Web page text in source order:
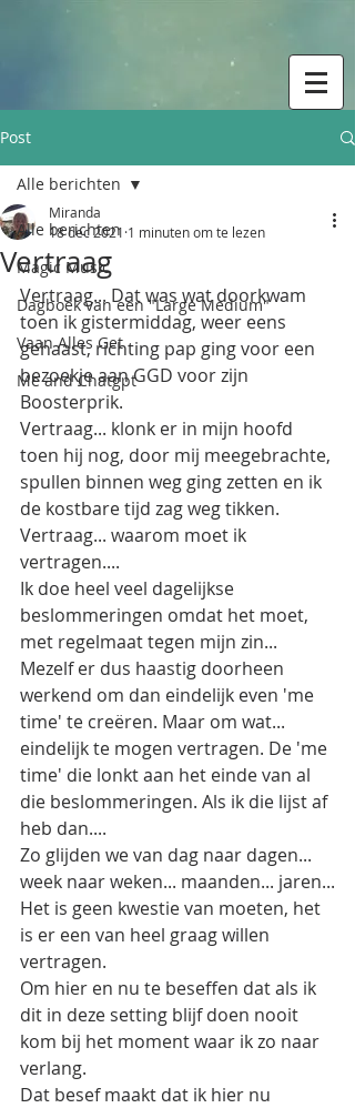
Post
Alle berichten
Magic Music
Dagboek van een "Large Medium"
Vaan Alles Get
Me and Chatgpt
Alle berichten
Vertraag
Miranda
18 dec 2021 1 minuten om te lezen
Vertraag... Dat was wat doorkwam
toen ik gistermiddag, weer eens
gehaast, richting pap ging voor een
bezoekje aan GGD voor zijn
Boosterprik.
Vertraag... klonk er in mijn hoofd
toen hij nog, door mij meegebrachte,
spullen binnen weg ging zetten en ik
de kostbare tijd zag weg tikken.
Vertraag... waarom moet ik
vertragen....
Ik doe heel veel dagelijkse
beslommeringen omdat het moet,
met regelmaat tegen mijn zin...
Mezelf er dus haastig doorheen
werkend om dan eindelijk even 'me
time' te creëren. Maar om wat...
eindelijk te mogen vertragen. De 'me
time' die lonkt aan het einde van al
die beslommeringen. Als ik die lijst af
heb dan....
Zo glijden we van dag naar dagen...
week naar weken... maanden... jaren...
Het is geen kwestie van moeten, het
is er een van heel graag willen
vertragen.
Om hier en nu te beseffen dat als ik
dit in deze setting blijf doen nooit
kom bij het moment waar ik zo naar
verlang.
Dat besef maakt dat ik hier nu